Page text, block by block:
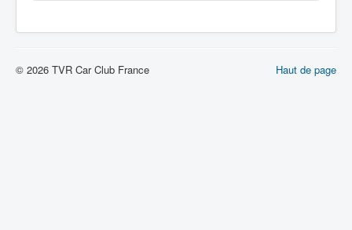
Haut de page
© 2026 TVR Car Club France